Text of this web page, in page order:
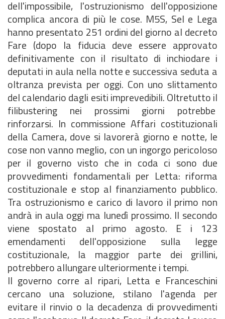
dell'impossibile, l'ostruzionismo dell'opposizione
complica ancora di più le cose. M5S, SeI e Lega
hanno presentato 251 ordini del giorno al decreto
Fare (dopo la fiducia deve essere approvato
definitivamente con il risultato di inchiodare i
deputati in aula nella notte e successiva seduta a
oltranza prevista per oggi. Con uno slittamento
del calendario dagli esiti imprevedibili. Oltretutto il
filibustering nei prossimi giorni potrebbe
rinforzarsi. In commissione Affari costituzionali
della Camera, dove si lavorerà giorno e notte, le
cose non vanno meglio, con un ingorgo pericoloso
per il governo visto che in coda ci sono due
provvedimenti fondamentali per Letta: riforma
costituzionale e stop al finanziamento pubblico.
Tra ostruzionismo e carico di lavoro il primo non
andrà in aula oggi ma lunedì prossimo. Il secondo
viene spostato al primo agosto. E i 123
emendamenti dell'opposizione sulla legge
costituzionale, la maggior parte dei grillini,
potrebbero allungare ulteriormente i tempi.
Il governo corre al ripari, Letta e Franceschini
cercano una soluzione, stilano l'agenda per
evitare il rinvio o la decadenza di provvedimenti